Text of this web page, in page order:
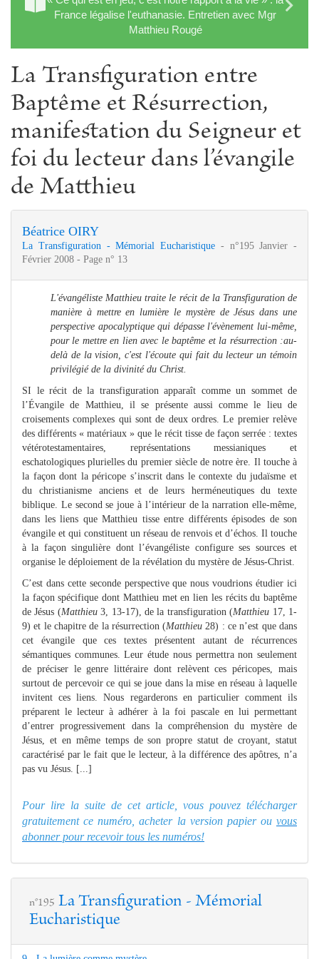
France légalise l'euthanasie. Entretien avec Mgr
Matthieu Rougé
La Transfiguration entre
Baptême et Résurrection,
manifestation du Seigneur et
foi du lecteur dans l’évangile
de Matthieu
Béatrice OIRY
La Transfiguration - Mémorial Eucharistique - n°195 Janvier -
Février 2008 - Page n° 13
L'évangéliste Matthieu traite le récit de la Transfiguration de
manière à mettre en lumière le mystère de Jésus dans une
perspective apocalyptique qui dépasse l'évènement lui-même,
pour le mettre en lien avec le baptême et la résurrection :au-
delà de la vision, c'est l'écoute qui fait du lecteur un témoin
privilégié de la divinité du Christ.
SI le récit de la transfiguration apparaît comme un sommet de
l’Évangile de Matthieu, il se présente aussi comme le lieu de
croisements complexes qui sont de deux ordres. Le premier relève
des différents « matériaux » que le récit tisse de façon serrée : textes
vétérotestamentaires, représentations messianiques et
eschatologiques plurielles du premier siècle de notre ère. Il touche à
la façon dont la péricope s’inscrit dans le contexte du judaïsme et
du christianisme anciens et de leurs herméneutiques du texte
biblique. Le second se joue à l’intérieur de la narration elle-même,
dans les liens que Matthieu tisse entre différents épisodes de son
évangile et qui constituent un réseau de renvois et d’échos. Il touche
à la façon singulière dont l’évangéliste configure ses sources et
organise le déploiement de la révélation du mystère de Jésus-Christ.
C’est dans cette seconde perspective que nous voudrions étudier ici
la façon spécifique dont Matthieu met en lien les récits du baptême
de Jésus (Matthieu3, 13-17), de la transfiguration (Matthieu 17, 1-
9) et le chapitre de la résurrection (Matthieu 28) : ce n’est que dans
cet évangile que ces textes présentent autant de récurrences
sémantiques communes. Leur étude nous permettra non seulement
de préciser le genre littéraire dont relèvent ces péricopes, mais
surtout de percevoir ce qui se joue dans la mise en réseau à laquelle
invitent ces liens. Nous regarderons en particulier comment ils
préparent le lecteur à adhérer à la foi pascale en lui permettant
d’entrer progressivement dans la compréhension du mystère de
Jésus, et en même temps de son propre statut de croyant, statut
caractérisé par le fait que le lecteur, à la différence des apôtres, n’a
pas vu Jésus. [...]
Pour lire la suite de cet article, vous pouvez télécharger
gratuitement ce numéro, acheter la version papier ou vous
abonner pour recevoir tous les numéros!
n°195 La Transfiguration - Mémorial
Eucharistique